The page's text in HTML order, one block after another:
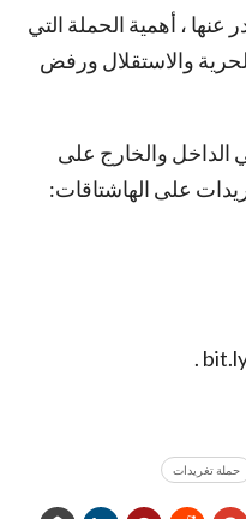
عنها ، أهمية الحملة التي
ثورة الحرية والاستقلال ورفض
الداخل والخارج على
على الهاشتاقات:
حملة تغريدات